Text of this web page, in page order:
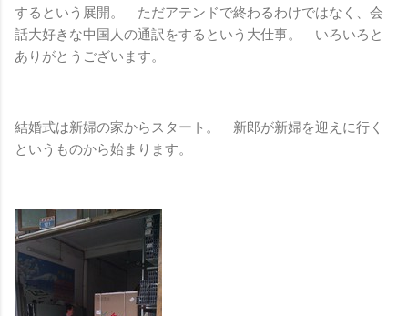
するという展開。 ただアテンドで終わるわけではなく、会
話大好きな中国人の通訳をするという大仕事。 いろいろと
ありがとうございます。
結婚式は新婦の家からスタート。 新郎が新婦を迎えに行く
というものから始まります。